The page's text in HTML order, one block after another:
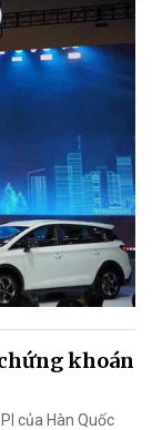
khoán
của Hàn Quốc